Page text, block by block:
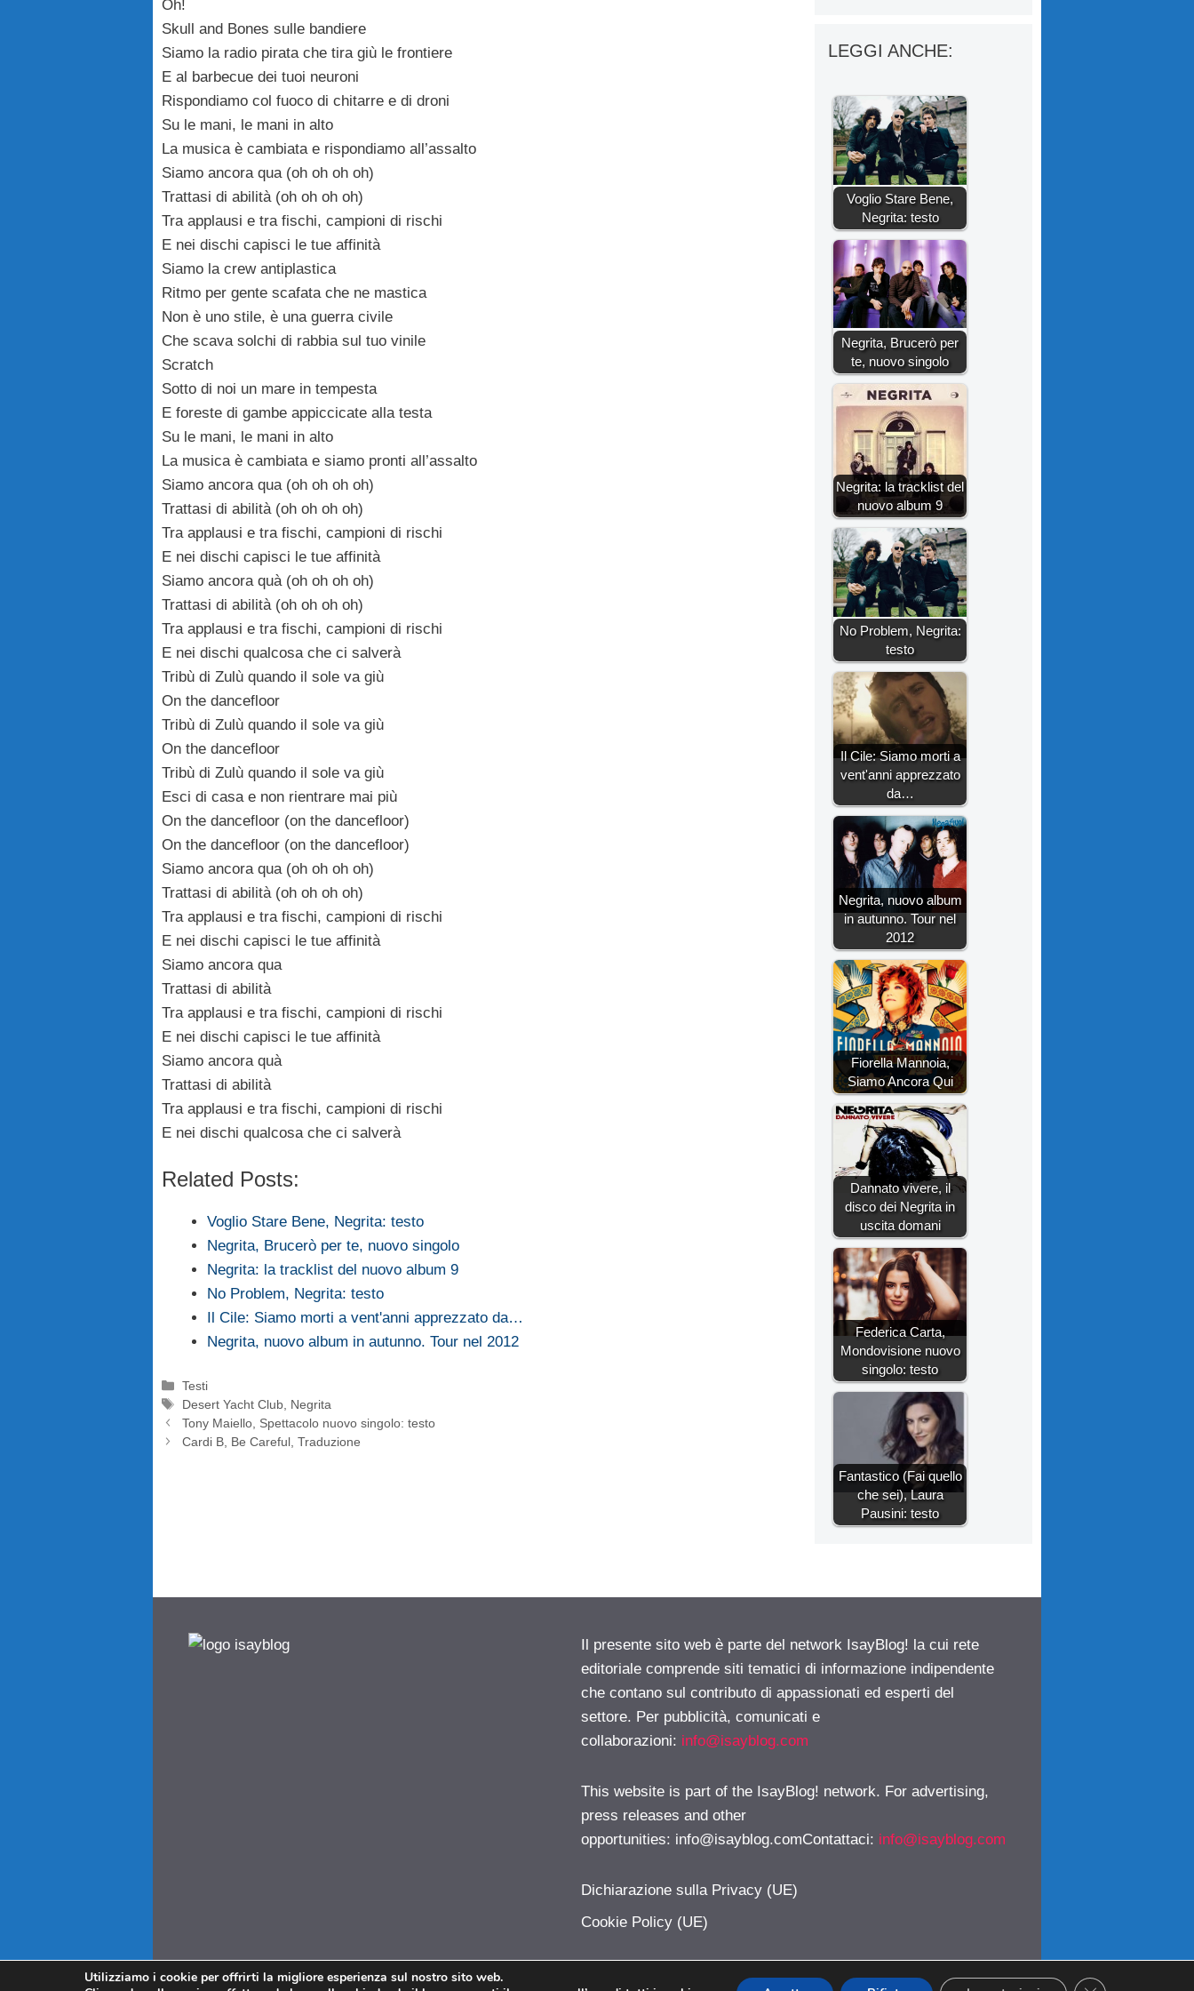
Oh!
Skull and Bones sulle bandiere
Siamo la radio pirata che tira giù le frontiere
E al barbecue dei tuoi neuroni
Rispondiamo col fuoco di chitarre e di droni
Su le mani, le mani in alto
La musica è cambiata e rispondiamo all’assalto
Siamo ancora qua (oh oh oh oh)
Trattasi di abilità (oh oh oh oh)
Tra applausi e tra fischi, campioni di rischi
E nei dischi capisci le tue affinità
Siamo la crew antiplastica
Ritmo per gente scafata che ne mastica
Non è uno stile, è una guerra civile
Che scava solchi di rabbia sul tuo vinile
Scratch
Sotto di noi un mare in tempesta
E foreste di gambe appiccicate alla testa
Su le mani, le mani in alto
La musica è cambiata e siamo pronti all’assalto
Siamo ancora qua (oh oh oh oh)
Trattasi di abilità (oh oh oh oh)
Tra applausi e tra fischi, campioni di rischi
E nei dischi capisci le tue affinità
Siamo ancora quà (oh oh oh oh)
Trattasi di abilità (oh oh oh oh)
Tra applausi e tra fischi, campioni di rischi
E nei dischi qualcosa che ci salverà
Tribù di Zulù quando il sole va giù
On the dancefloor
Tribù di Zulù quando il sole va giù
On the dancefloor
Tribù di Zulù quando il sole va giù
Esci di casa e non rientrare mai più
On the dancefloor (on the dancefloor)
On the dancefloor (on the dancefloor)
Siamo ancora qua (oh oh oh oh)
Trattasi di abilità (oh oh oh oh)
Tra applausi e tra fischi, campioni di rischi
E nei dischi capisci le tue affinità
Siamo ancora qua
Trattasi di abilità
Tra applausi e tra fischi, campioni di rischi
E nei dischi capisci le tue affinità
Siamo ancora quà
Trattasi di abilità
Tra applausi e tra fischi, campioni di rischi
E nei dischi qualcosa che ci salverà
Related Posts:
Voglio Stare Bene, Negrita: testo
Negrita, Brucerò per te, nuovo singolo
Negrita: la tracklist del nuovo album 9
No Problem, Negrita: testo
Il Cile: Siamo morti a vent'anni apprezzato da…
Negrita, nuovo album in autunno. Tour nel 2012
Categorie
Testi
Tag
Desert Yacht Club Negrita
Tony Maiello, Spettacolo nuovo singolo: testo
Cardi B, Be Careful, Traduzione
LEGGI ANCHE:
Voglio Stare Bene,
Negrita: testo
Negrita, Brucerò per
te, nuovo singolo
Negrita: la tracklist del
nuovo album 9
No Problem, Negrita:
testo
Il Cile: Siamo morti a
vent'anni apprezzato
da…
Negrita, nuovo album
in autunno. Tour nel
2012
Fiorella Mannoia,
Siamo Ancora Qui
Dannato vivere, il
disco dei Negrita in
uscita domani
Federica Carta,
Mondovisione nuovo
singolo: testo
Fantastico (Fai quello
che sei), Laura
Pausini: testo
Il presente sito web è parte del network IsayBlog! la cui rete
editoriale comprende siti tematici di informazione indipendente
che contano sul contributo di appassionati ed esperti del
settore. Per pubblicità, comunicati e
collaborazioni: info@isayblog.com
This website is part of the IsayBlog! network. For advertising,
press releases and other
opportunities: info@isayblog.comContattaci: info@isayblog.com
Dichiarazione sulla Privacy (UE)
Cookie Policy (UE)
Utilizziamo i cookie per offrirti la migliore esperienza sul nostro sito web.